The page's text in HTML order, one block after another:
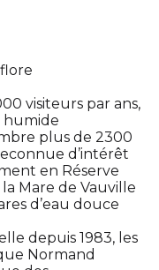
visiteurs par ans,
humide
plus de 2300
d’intérêt
en Réserve
Mare de Vauville
d’eau douce
depuis 1983, les
Normand